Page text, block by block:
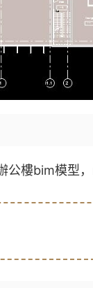
公樓bim模型